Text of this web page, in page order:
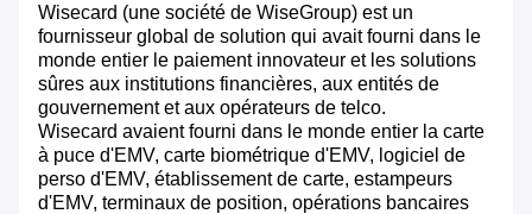
Wisecard (une société de WiseGroup) est un
fournisseur global de solution qui avait fourni dans le
monde entier le paiement innovateur et les solutions
sûres aux institutions financières, aux entités de
gouvernement et aux opérateurs de telco.
Wisecard avaient fourni dans le monde entier la carte
à puce d'EMV, carte biométrique d'EMV, logiciel de
perso d'EMV, établissement de carte, estampeurs
d'EMV, terminaux de position, opérations bancaires